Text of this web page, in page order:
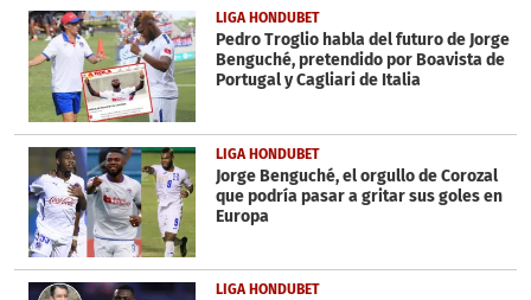
LIGA HONDUBET
Pedro Troglio habla del futuro de Jorge
Benguché, pretendido por Boavista de
Portugal y Cagliari de Italia
LIGA HONDUBET
Jorge Benguché, el orgullo de Corozal
que podría pasar a gritar sus goles en
Europa
LIGA HONDUBET